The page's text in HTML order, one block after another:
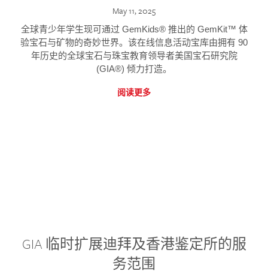
May 11, 2025
全球青少年学生现可通过 GemKids® 推出的 GemKit™ 体
验宝石与矿物的奇妙世界。该在线信息活动宝库由拥有 90
年历史的全球宝石与珠宝教育领导者美国宝石研究院
(GIA®) 倾力打造。
阅读更多
GIA 临时扩展迪拜及香港鉴定所的服
务范围